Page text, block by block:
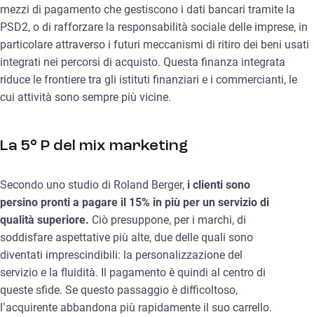
mezzi di pagamento che gestiscono i dati bancari tramite la
PSD2, o di rafforzare la responsabilità sociale delle imprese, in
particolare attraverso i futuri meccanismi di ritiro dei beni usati
integrati nei percorsi di acquisto. Questa finanza integrata
riduce le frontiere tra gli istituti finanziari e i commercianti, le
cui attività sono sempre più vicine.
La 5° P del mix marketing
Secondo uno studio di Roland Berger, i clienti sono
persino pronti a pagare il 15% in più per un servizio di
qualità superiore. Ciò presuppone, per i marchi, di
soddisfare aspettative più alte, due delle quali sono
diventati imprescindibili: la personalizzazione del
servizio e la fluidità. Il pagamento è quindi al centro di
queste sfide. Se questo passaggio è difficoltoso,
l’acquirente abbandona più rapidamente il suo carrello.